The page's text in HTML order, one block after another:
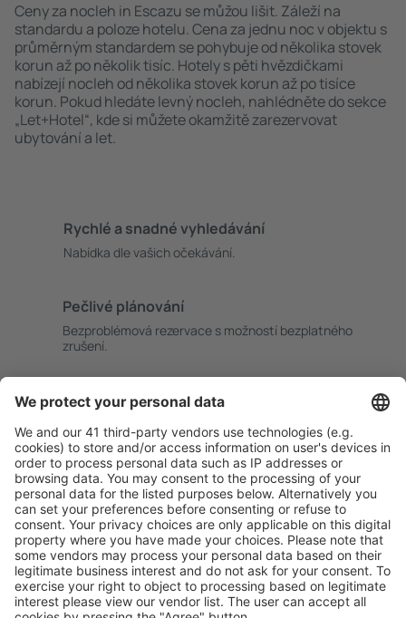
Ceny za nocleh in Escazu se můžou lišit. Záleží na
standardu a poloze hotelu. Cena za jednu noc v objektu s
průměrným standardem se pohybuje od několika stovek
korun až po několik tisíc. Hotely s pěti hvězdičkami
nabízejí nocleh od několika stovek korun až po tisíce
korun. Pokud hledáte levný nocleh, nahlédněte do sekce
„Let+Hotel“, kde si můžete okamžitě zarezervovat
ubytování a let.
Rychlé a snadné vyhledávání
Nabídka dle vašich očekávání.
Pečlivé plánování
Bezproblémová rezervace s možností bezplatného
zrušení.
Atraktivní ceny a speciální nabídky pro přihlášené
uživatele.
Ubytování dle vašeho gusta
Vyberte si z více než 1.3 milionu zařízení: hotelů,
apartmánů, chat a dalších.
Nejvyhledávanější hotely uživateli eSky